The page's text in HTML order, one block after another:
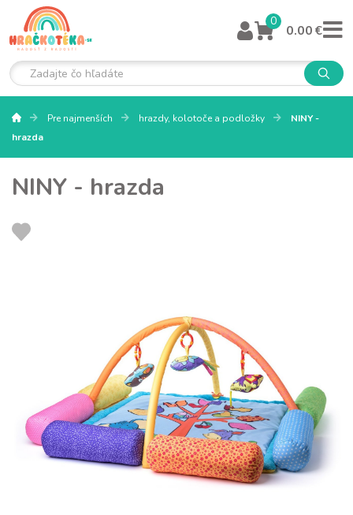
0
0.00 €
Pre najmenších hrazdy, kolotoče a podložky
NINY -
hrazda
NINY - hrazda